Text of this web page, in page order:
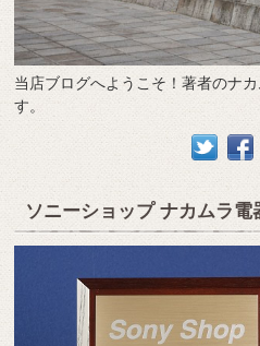
当店ブログへようこそ！著者のナ
す。
ソニーショップ ナカムラ電